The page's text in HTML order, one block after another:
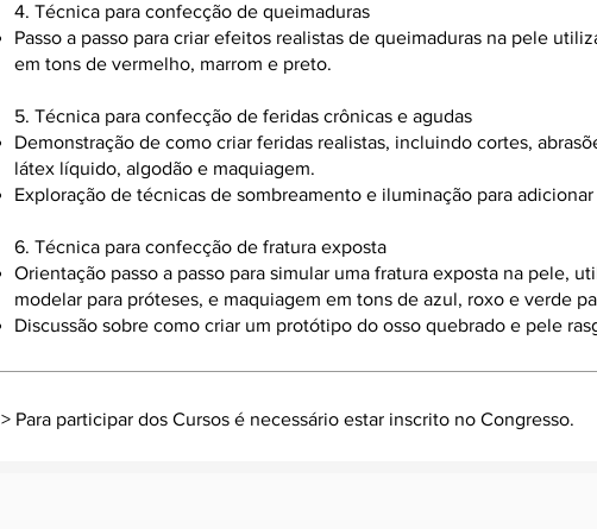
4. Técnica para confecção de queimaduras
Passo a passo para criar efeitos realistas de queimaduras na pele
em tons de vermelho, marrom e preto.
5. Técnica para confecção de feridas crônicas e agudas
Demonstração de como criar feridas realistas, incluindo cortes,
látex líquido, algodão e maquiagem.
Exploração de técnicas de sombreamento e iluminação para
6. Técnica para confecção de fratura exposta
Orientação passo a passo para simular uma fratura exposta na pele,
modelar para próteses, e maquiagem em tons de azul, roxo e verde
Discussão sobre como criar um protótipo do osso quebrado e pele
> Para participar dos Cursos é necessário estar inscrito no Congresso.